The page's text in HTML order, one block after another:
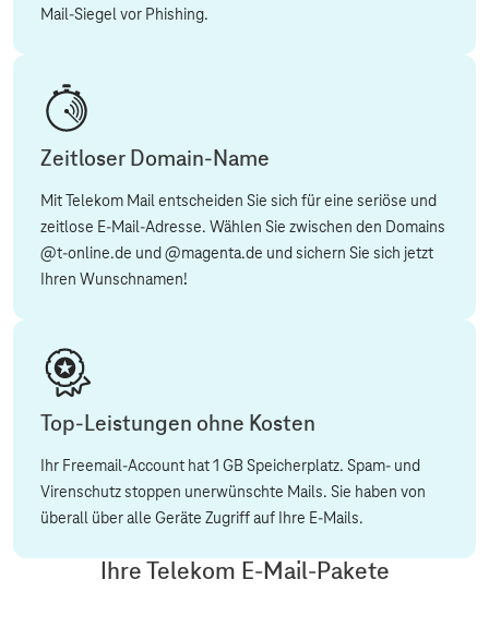
Mail-Siegel vor Phishing.
Zeitloser Domain-Name
Mit Telekom Mail entscheiden Sie sich für eine seriöse und
zeitlose E-Mail-Adresse. Wählen Sie zwischen den Domains
@t-online.de und @magenta.de und sichern Sie sich jetzt
Ihren Wunschnamen!
Top-Leistungen ohne Kosten
Ihr Freemail-Account hat 1 GB Speicherplatz. Spam- und
Virenschutz stoppen unerwünschte Mails. Sie haben von
überall über alle Geräte Zugriff auf Ihre E-Mails.
Ihre Telekom E-Mail-Pakete